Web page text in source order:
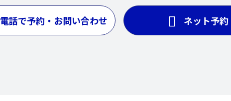
ネット予約
電話で予約・お問い合わせ